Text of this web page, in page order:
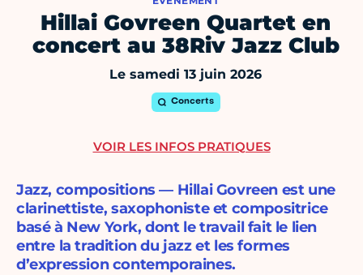
Hillai Govreen Quartet en
concert au 38Riv Jazz Club
Le samedi 13 juin 2026
Concerts
Jazz, compositions — Hillai Govreen est une
clarinettiste, saxophoniste et compositrice
basé à New York, dont le travail fait le lien
entre la tradition du jazz et les formes
d’expression contemporaines.
VOIR LES INFOS PRATIQUES